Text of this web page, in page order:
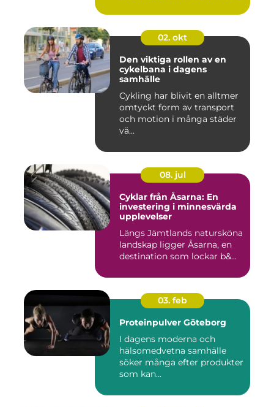
02. okt
Den viktiga rollen av en
cykelbana i dagens
samhälle
Cykling har blivit en alltmer
omtyckt form av transport
och motion i många städer
vä...
08. jul
Cyklar från Åsarna: En
investering i minnesvärda
upplevelser
Längs Jämtlands natursköna
landskap ligger Åsarna, en
destination som lockar b&...
03. feb
Proteinpulver Göteborg
I dagens moderna och
hälsomedvetna samhälle
söker många efter produkter
som kan...